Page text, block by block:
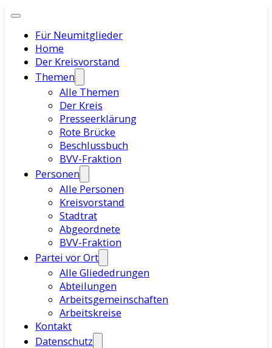
Für Neumitglieder
Home
Der Kreisvorstand
Themen
Alle Themen
Der Kreis
Presseerklärung
Rote Brücke
Beschlussbuch
BVV-Fraktion
Personen
Alle Personen
Kreisvorstand
Stadtrat
Abgeordnete
BVV-Fraktion
Partei vor Ort
Alle Gliededrungen
Abteilungen
Arbeitsgemeinschaften
Arbeitskreise
Kontakt
Datenschutz